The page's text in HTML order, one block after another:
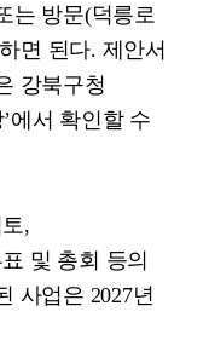
는 방문(덕릉로
면 된다. 제안서
강북구청
’에서 확인할 수
,
및 총회 등의
사업은 2027년